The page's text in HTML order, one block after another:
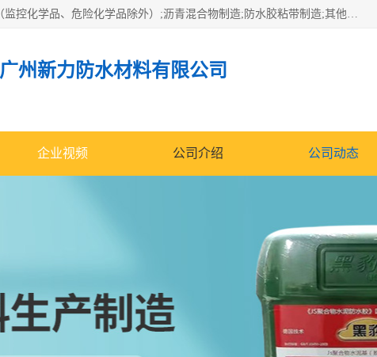
经营范围包括防水嵌缝密封条（带）制造;合成橡胶制造（监控化学品、危险化学品除外）;沥青混合物制造;防水胶粘带制造;其他合成材料制造（监控化学品、危险化学品除外）;涂料制造（监控化学品、危险化学品除外）;建筑结构防水补漏;防水建筑材料制造;粘合剂制造（监控化学品、危险化学品除外）;涂料零售;广州新力防水材料有限公司具有1处分支机构。
广州新力防水材料有限公司
企业视频 公司介绍 公司动态